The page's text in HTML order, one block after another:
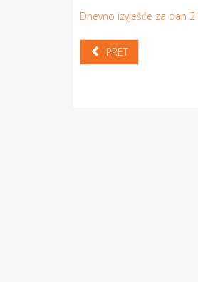
Dnevno izvješće za dan
PRET